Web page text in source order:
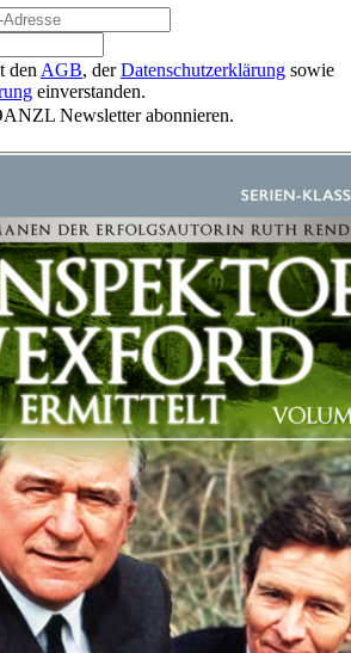
den AGB, derDatenschutzerklärung sowie
einverstanden.
Newsletter abonnieren.